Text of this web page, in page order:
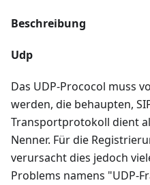
Beschreibung
Udp
Das UDP-Prococol muss
werden, die behaupten,
Transportprotokoll dient
Nenner. Für die
verursacht dies jedoch
Problems namens "UDP-